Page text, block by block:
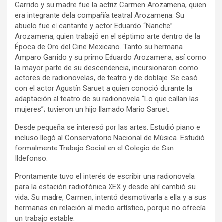
Garrido y su madre fue la actriz Carmen Arozamena, quien
era integrante dela compañía teatral Arozamena. Su
abuelo fue el cantante y actor Eduardo “Nanche”
Arozamena, quien trabajó en el séptimo arte dentro de la
Época de Oro del Cine Mexicano. Tanto su hermana
Amparo Garrido y su primo Eduardo Arozamena, así como
la mayor parte de su descendencia, incursionaron como
actores de radionovelas, de teatro y de doblaje. Se casó
con el actor Agustín Saruet a quien conoció durante la
adaptación al teatro de su radionovela “Lo que callan las
mujeres”; tuvieron un hijo llamado Mario Saruet.
Desde pequeña se interesó por las artes. Estudió piano e
incluso llegó al Conservatorio Nacional de Música. Estudió
formalmente Trabajo Social en el Colegio de San
Ildefonso.
Prontamente tuvo el interés de escribir una radionovela
para la estación radiofónica XEX y desde ahí cambió su
vida. Su madre, Carmen, intentó desmotivarla a ella y a sus
hermanas en relación al medio artístico, porque no ofrecía
un trabajo estable.